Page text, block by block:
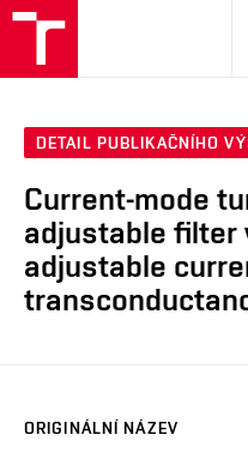
DETAIL PUBLIKAČNÍHO
Current-mode
adjustable filter
adjustable
ORIGINÁLNÍ NÁZEV